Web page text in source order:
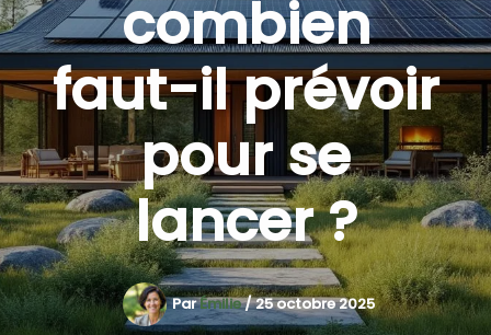
combien
faut-il prévoir
pour se
lancer ?
ParÉmilie/25 octobre 2025